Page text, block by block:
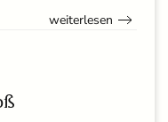
weiterlesen